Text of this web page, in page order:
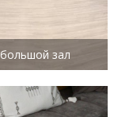
большой зал